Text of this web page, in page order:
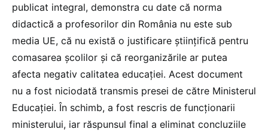
publicat integral, demonstra cu date că norma
didactică a profesorilor din România nu este sub
media UE, că nu există o justificare științifică pentru
comasarea școlilor și că reorganizările ar putea
afecta negativ calitatea educației. Acest document
nu a fost niciodată transmis presei de către Ministerul
Educației. În schimb, a fost rescris de funcționarii
ministerului, iar răspunsul final a eliminat concluziile